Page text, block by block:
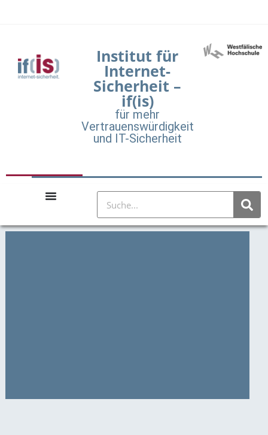
Institut für
Internet-
Sicherheit –
if(is)
für mehr
Vertrauenswürdigkeit
und IT-Sicherheit